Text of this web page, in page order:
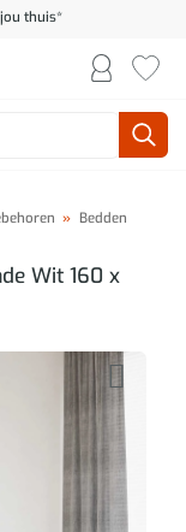
thuis*
» Bedden
Wit 160 x